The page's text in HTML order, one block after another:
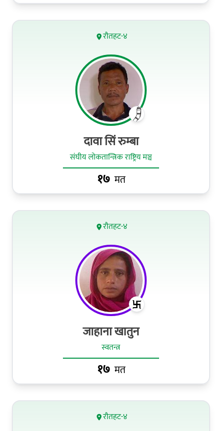
रौतहट-४
दावा सिं रुम्बा
संघीय लोकतान्त्रिक राष्ट्रिय मञ्च
१७ मत
रौतहट-४
जाहाना खातुन
स्वतन्त्र
१७ मत
रौतहट-४